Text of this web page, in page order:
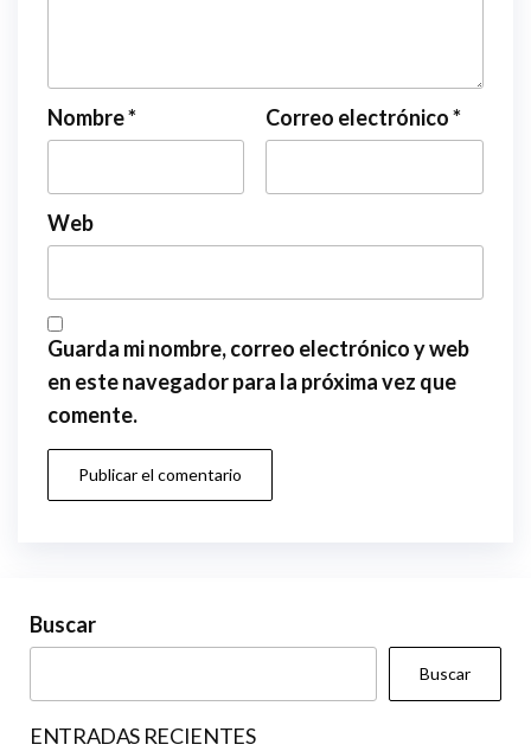
Nombre* Correo electrónico*
Web
Guarda mi nombre, correo electrónico y web
en este navegador para la próxima vez que
comente.
Buscar
Buscar
ENTRADAS RECIENTES